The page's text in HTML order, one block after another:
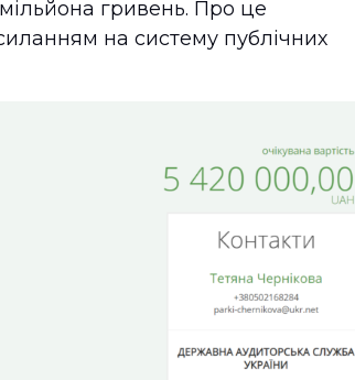
гривень. Про це
на систему публічних